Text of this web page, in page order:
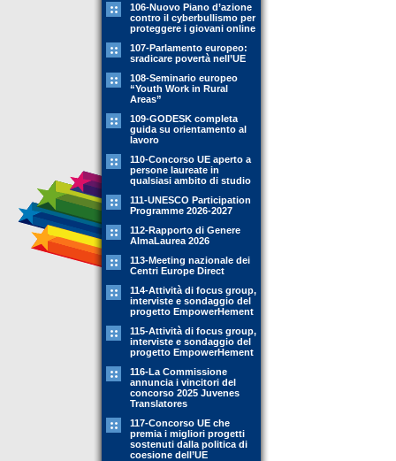
106-Nuovo Piano d’azione
contro il cyberbullismo per
proteggere i giovani online
107-Parlamento europeo:
sradicare povertà nell’UE
108-Seminario europeo
“Youth Work in Rural
Areas”
109-GODESK completa
guida su orientamento al
lavoro
110-Concorso UE aperto a
persone laureate in
qualsiasi ambito di studio
111-UNESCO Participation
Programme 2026-2027
112-Rapporto di Genere
AlmaLaurea 2026
113-Meeting nazionale dei
Centri Europe Direct
114-Attività di focus group,
interviste e sondaggio del
progetto EmpowerHement
115-Attività di focus group,
interviste e sondaggio del
progetto EmpowerHement
116-La Commissione
annuncia i vincitori del
concorso 2025 Juvenes
Translatores
117-Concorso UE che
premia i migliori progetti
sostenuti dalla politica di
coesione dell’UE